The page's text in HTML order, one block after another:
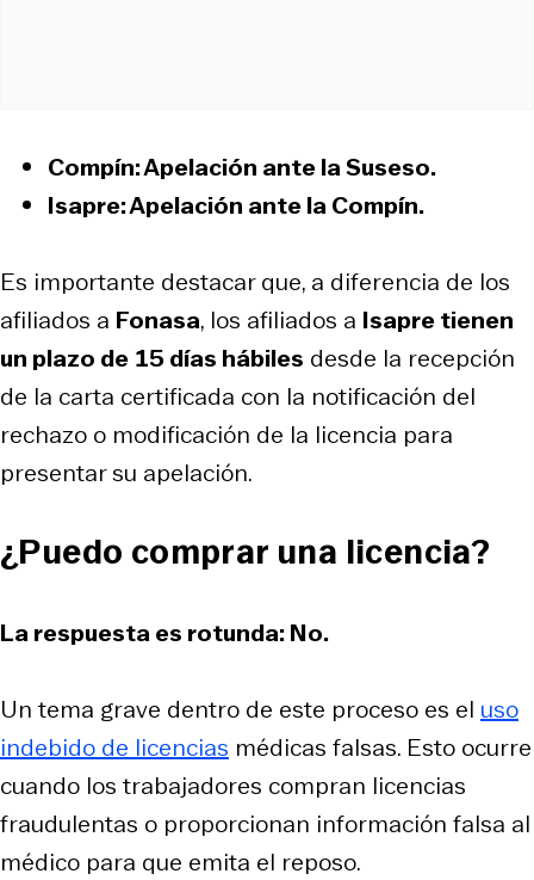
Compín:Apelación ante laSuseso.
Isapre:Apelación ante laCompín.
Es importante destacar que, a diferencia de los
afiliados a Fonasa, los afiliados a Isapre tienen
un plazo de 15 días hábiles desde la recepción
de la carta certificada con la notificación del
rechazo o modificación de la licencia para
presentar su apelación.
¿Puedo comprar una licencia?
La respuesta es rotunda: No.
Un tema grave dentro de este proceso es el uso
indebido de licencias médicas falsas. Esto ocurre
cuando los trabajadores compran licencias
fraudulentas o proporcionan información falsa al
médico para que emita el reposo.